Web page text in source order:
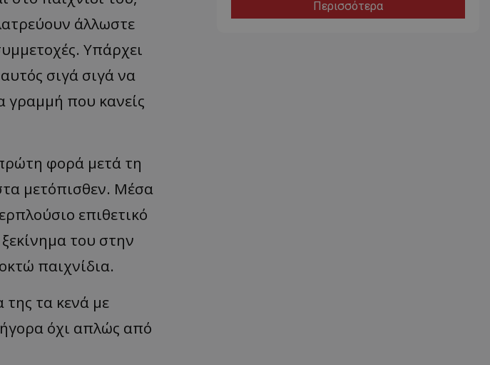
άλλωστε
Υπάρχει
σιγά σιγά να
γραμμή που κανείς
φορά μετά τη
μετόπισθεν. Μέσα
επιθετικό
του στην
παιχνίδια.
της τα κενά με
όχι απλώς από
Περισσότερα